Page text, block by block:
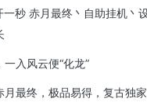
秒 赤月最终丶自助挂机丶
入风云便“化龙”
月最终，极品易得，复古独